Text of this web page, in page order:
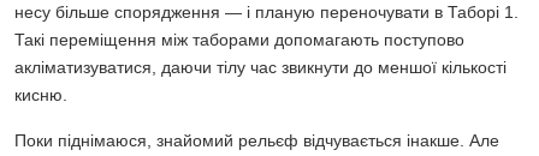
несу більше спорядження — і планую переночувати в Таборі 1.
Такі переміщення між таборами допомагають поступово
акліматизуватися, даючи тілу час звикнути до меншої кількості
кисню.
Поки піднімаюся, знайомий рельєф відчувається інакше. Але